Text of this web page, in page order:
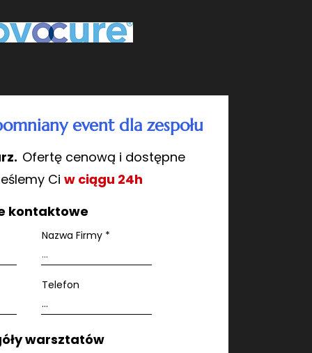
event dla zespołu
Ofertę cenową i dostępne
Ci w ciągu 24h
kontaktowe
Nazwa Firmy
Telefon
warsztatów